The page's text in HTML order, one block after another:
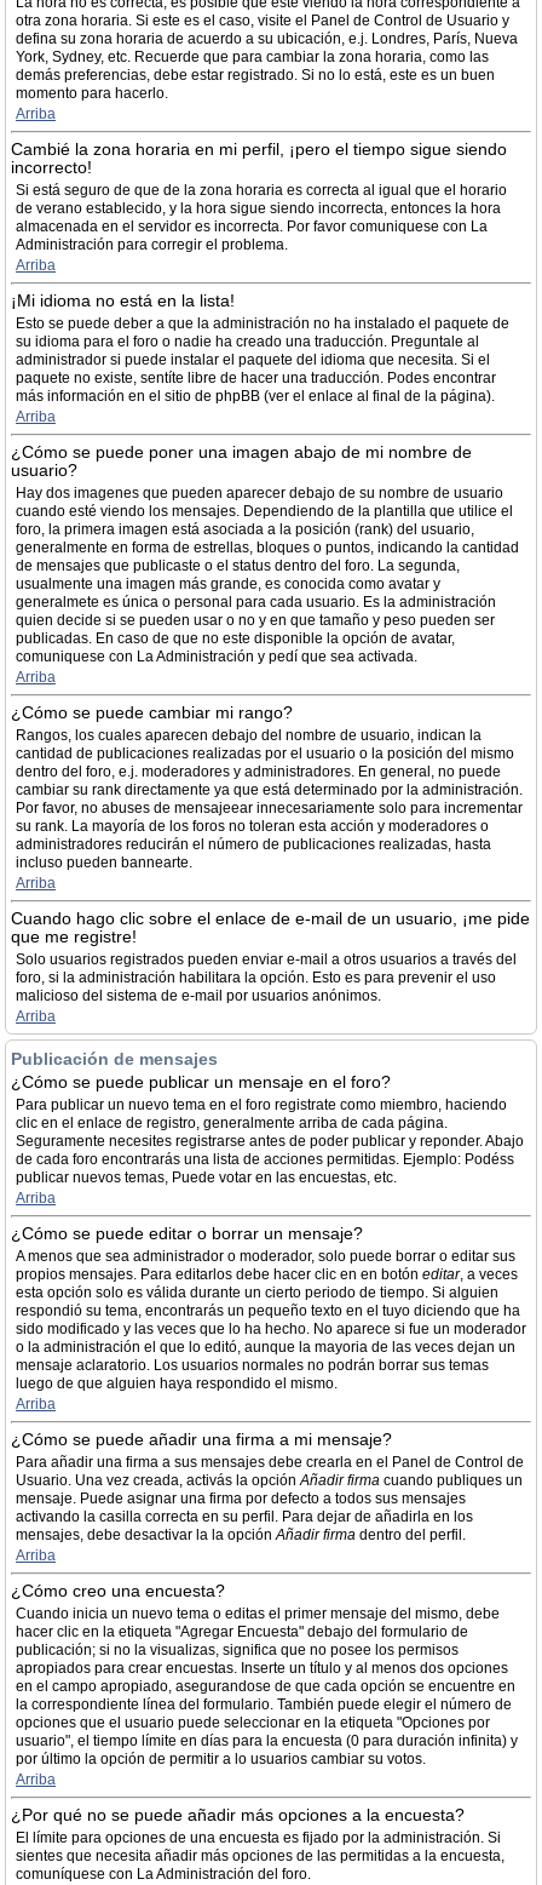
otra zona horaria. Si este es el caso, visite el Panel de Control de Usuario y
defina su zona horaria de acuerdo a su ubicación, e.j. Londres, París, Nueva
York, Sydney, etc. Recuerde que para cambiar la zona horaria, como las
demás preferencias, debe estar registrado. Si no lo está, este es un buen
momento para hacerlo.
Arriba
Cambié la zona horaria en mi perfil, ¡pero el tiempo sigue siendo
incorrecto!
Si está seguro de que de la zona horaria es correcta al igual que el horario
de verano establecido, y la hora sigue siendo incorrecta, entonces la hora
almacenada en el servidor es incorrecta. Por favor comuniquese con La
Administración para corregir el problema.
Arriba
¡Mi idioma no está en la lista!
Esto se puede deber a que la administración no ha instalado el paquete de
su idioma para el foro o nadie ha creado una traducción. Preguntale al
administrador si puede instalar el paquete del idioma que necesita. Si el
paquete no existe, sentíte libre de hacer una traducción. Podes encontrar
más información en el sitio de phpBB (ver el enlace al final de la página).
Arriba
¿Cómo se puede poner una imagen abajo de mi nombre de
usuario?
Hay dos imagenes que pueden aparecer debajo de su nombre de usuario
cuando esté viendo los mensajes. Dependiendo de la plantilla que utilice el
foro, la primera imagen está asociada a la posición (rank) del usuario,
generalmente en forma de estrellas, bloques o puntos, indicando la cantidad
de mensajes que publicaste o el status dentro del foro. La segunda,
usualmente una imagen más grande, es conocida como avatar y
generalmete es única o personal para cada usuario. Es la administración
quien decide si se pueden usar o no y en que tamaño y peso pueden ser
publicadas. En caso de que no este disponible la opción de avatar,
comuniquese con La Administración y pedí que sea activada.
Arriba
¿Cómo se puede cambiar mi rango?
Rangos, los cuales aparecen debajo del nombre de usuario, indican la
cantidad de publicaciones realizadas por el usuario o la posición del mismo
dentro del foro, e.j. moderadores y administradores. En general, no puede
cambiar su rank directamente ya que está determinado por la administración.
Por favor, no abuses de mensajeear innecesariamente solo para incrementar
su rank. La mayoría de los foros no toleran esta acción y moderadores o
administradores reducirán el número de publicaciones realizadas, hasta
incluso pueden bannearte.
Arriba
Cuando hago clic sobre el enlace de e-mail de un usuario, ¡me pide
que me registre!
Solo usuarios registrados pueden enviar e-mail a otros usuarios a través del
foro, si la administración habilitara la opción. Esto es para prevenir el uso
malicioso del sistema de e-mail por usuarios anónimos.
Arriba
Publicación de mensajes
¿Cómo se puede publicar un mensaje en el foro?
Para publicar un nuevo tema en el foro registrate como miembro, haciendo
clic en el enlace de registro, generalmente arriba de cada página.
Seguramente necesites registrarse antes de poder publicar y reponder. Abajo
de cada foro encontrarás una lista de acciones permitidas. Ejemplo: Podéss
publicar nuevos temas, Puede votar en las encuestas, etc.
Arriba
¿Cómo se puede editar o borrar un mensaje?
A menos que sea administrador o moderador, solo puede borrar o editar sus
propios mensajes. Para editarlos debe hacer clic en en botón editar, a veces
esta opción solo es válida durante un cierto periodo de tiempo. Si alguien
respondió su tema, encontrarás un pequeño texto en el tuyo diciendo que ha
sido modificado y las veces que lo ha hecho. No aparece si fue un moderador
o la administración el que lo editó, aunque la mayoria de las veces dejan un
mensaje aclaratorio. Los usuarios normales no podrán borrar sus temas
luego de que alguien haya respondido el mismo.
Arriba
¿Cómo se puede añadir una firma a mi mensaje?
Para añadir una firma a sus mensajes debe crearla en el Panel de Control de
Usuario. Una vez creada, activás la opciónAñadir firma cuando publiques un
mensaje. Puede asignar una firma por defecto a todos sus mensajes
activando la casilla correcta en su perfil. Para dejar de añadirla en los
mensajes, debe desactivar la la opciónAñadir firma dentro del perfil.
Arriba
¿Cómo creo una encuesta?
Cuando inicia un nuevo tema o editas el primer mensaje del mismo, debe
hacer clic en la etiqueta "Agregar Encuesta" debajo del formulario de
publicación; si no la visualizas, significa que no posee los permisos
apropiados para crear encuestas. Inserte un título y al menos dos opciones
en el campo apropiado, asegurandose de que cada opción se encuentre en
la correspondiente línea del formulario. También puede elegir el número de
opciones que el usuario puede seleccionar en la etiqueta "Opciones por
usuario", el tiempo límite en días para la encuesta (0 para duración infinita) y
por último la opción de permitir a lo usuarios cambiar su votos.
Arriba
¿Por qué no se puede añadir más opciones a la encuesta?
El límite para opciones de una encuesta es fijado por la administración. Si
sientes que necesita añadir más opciones de las permitidas a la encuesta,
comuníquese con La Administración del foro.